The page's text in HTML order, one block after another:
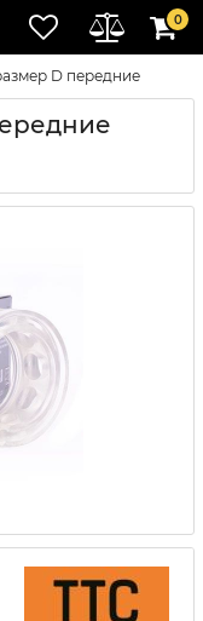
0
D передние